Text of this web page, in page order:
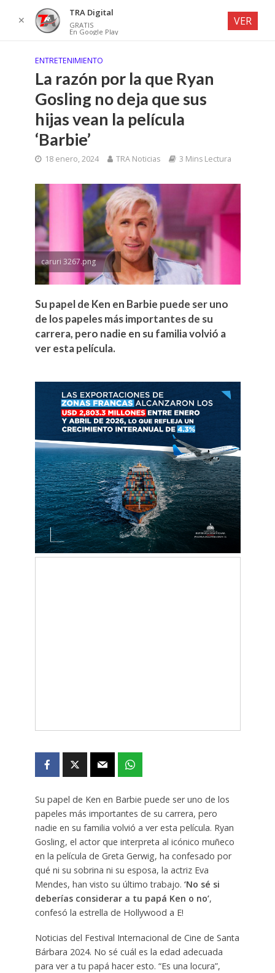
ENTRETENIMIENTO
La razón por la que Ryan
Gosling no deja que sus
hijas vean la película
‘Barbie’
18 enero, 2024 TRA Noticias 3 Mins Lectura
caruri 3267.png
Su papel de Ken en Barbie puede ser uno
de los papeles más importantes de su
carrera, pero nadie en su familia volvió a
ver esta película.
Su papel de Ken en Barbie puede ser uno de los
papeles más importantes de su carrera, pero
nadie en su familia volvió a ver esta película. Ryan
Gosling, el actor que interpreta al icónico muñeco
en la película de Greta Gerwig, ha confesado por
qué ni su sobrina ni su esposa, la actriz Eva
Mendes, han visto su último trabajo. ‘No sé si
deberías considerar a tu papá Ken o no’,
confesó la estrella de Hollywood a E!
Noticias del Festival Internacional de Cine de Santa
Bárbara 2024. No sé cuál es la edad adecuada
para ver a tu papá hacer esto. “Es una locura”,
✕
TRA Digital
GRATIS
En Google Play
VER